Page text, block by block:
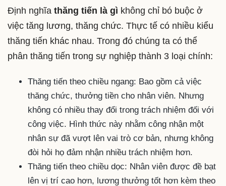
Định nghĩa thăng tiến là gì không chỉ bó buộc ở
việc tăng lương, thăng chức. Thực tế có nhiều kiểu
thăng tiến khác nhau. Trong đó chúng ta có thể
phân thăng tiến trong sự nghiệp thành 3 loại chính:
Thăng tiến theo chiều ngang: Bao gồm cả việc
thăng chức, thưởng tiền cho nhân viên. Nhưng
không có nhiều thay đổi trong trách nhiệm đối với
công việc. Hình thức này nhằm công nhận một
nhân sự đã vượt lên vai trò cơ bản, nhưng không
đòi hỏi họ đảm nhận nhiều trách nhiệm hơn.
Thăng tiến theo chiều dọc: Nhân viên được đề bạt
lên vị trí cao hơn, lương thưởng tốt hơn kèm theo